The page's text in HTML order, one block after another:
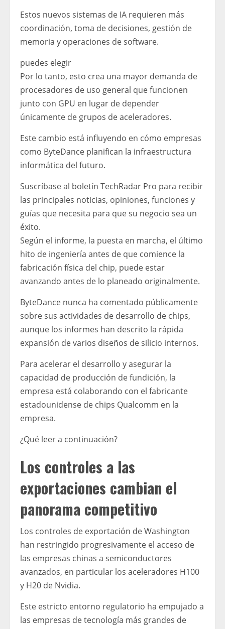
Estos nuevos sistemas de IA requieren más
coordinación, toma de decisiones, gestión de
memoria y operaciones de software.
puedes elegir
Por lo tanto, esto crea una mayor demanda de
procesadores de uso general que funcionen
junto con GPU en lugar de depender
únicamente de grupos de aceleradores.
Este cambio está influyendo en cómo empresas
como ByteDance planifican la infraestructura
informática del futuro.
Suscríbase al boletín TechRadar Pro para recibir
las principales noticias, opiniones, funciones y
guías que necesita para que su negocio sea un
éxito.
Según el informe, la puesta en marcha, el último
hito de ingeniería antes de que comience la
fabricación física del chip, puede estar
avanzando antes de lo planeado originalmente.
ByteDance nunca ha comentado públicamente
sobre sus actividades de desarrollo de chips,
aunque los informes han descrito la rápida
expansión de varios diseños de silicio internos.
Para acelerar el desarrollo y asegurar la
capacidad de producción de fundición, la
empresa está colaborando con el fabricante
estadounidense de chips Qualcomm en la
empresa.
¿Qué leer a continuación?
Los controles a las
exportaciones cambian el
panorama competitivo
Los controles de exportación de Washington
han restringido progresivamente el acceso de
las empresas chinas a semiconductores
avanzados, en particular los aceleradores H100
y H20 de Nvidia.
Este estricto entorno regulatorio ha empujado a
las empresas de tecnología más grandes de